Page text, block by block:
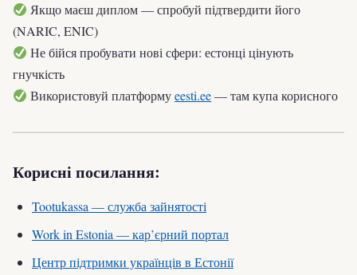
Якщо маєш диплом — спробуй підтвердити його
(NARIC, ENIC)
Не бійся пробувати нові сфери: естонці цінують
гнучкість
Використовуй платформуeesti.ee— там купа корисного
Корисні посилання:
Tootukassa — служба зайнятості
Work in Estonia — кар’єрний портал
Центр підтримки українців в Естонії